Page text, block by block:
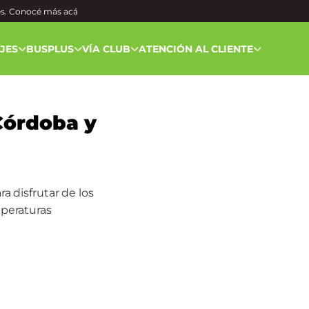
Conocé másacá
BUSPLUS VÍA CLUB ATENCIÓN AL CLIENTE
y
disfrutar de los